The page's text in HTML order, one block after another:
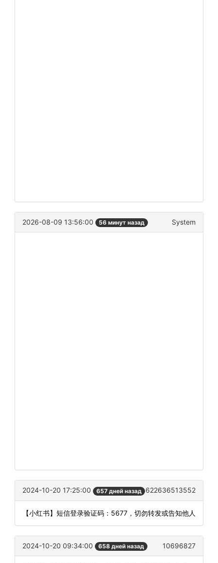
2026-08-09 13:56:00 56 минут назад System
2024-10-20 17:25:00 657 дней назад 622636513552
【小红书】短信登录验证码：5677，切勿转发或告知他人
2024-10-20 09:34:00 658 дней назад 10696827